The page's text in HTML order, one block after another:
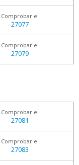
Comprobar el
27077
Comprobar el
27079
Comprobar el
27081
Comprobar el
27083